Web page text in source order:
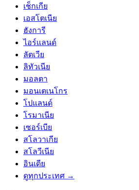
เช็กเกีย
เอสโตเนีย
ฮังการี
ไอร์แลนด์
ลัตเวีย
ลิทัวเนีย
มอลตา
มอนเตเนโกร
โปแลนด์
โรมาเนีย
เซอร์เบีย
สโลวาเกีย
สโลวีเนีย
อินเดีย
ดูทุกประเทศ →